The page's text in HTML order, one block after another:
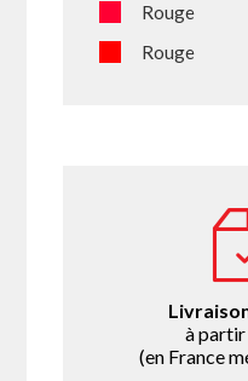
Rouge
Rouge
à
(en France